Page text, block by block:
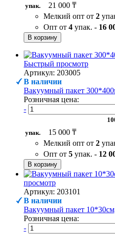
упак.
21 000 ₸
Мелкий опт от 2
Опт от 4 упак. - 16
В корзину
Быстрый просмотр
Артикул: 203005
В наличии
Вакуумный пакет
Розничная цена:
-
упак.
15 000 ₸
Мелкий опт от 2
Опт от 5 упак. - 12
В корзину
просмотр
Артикул: 203101
В наличии
Вакуумный пакет
Розничная цена:
-